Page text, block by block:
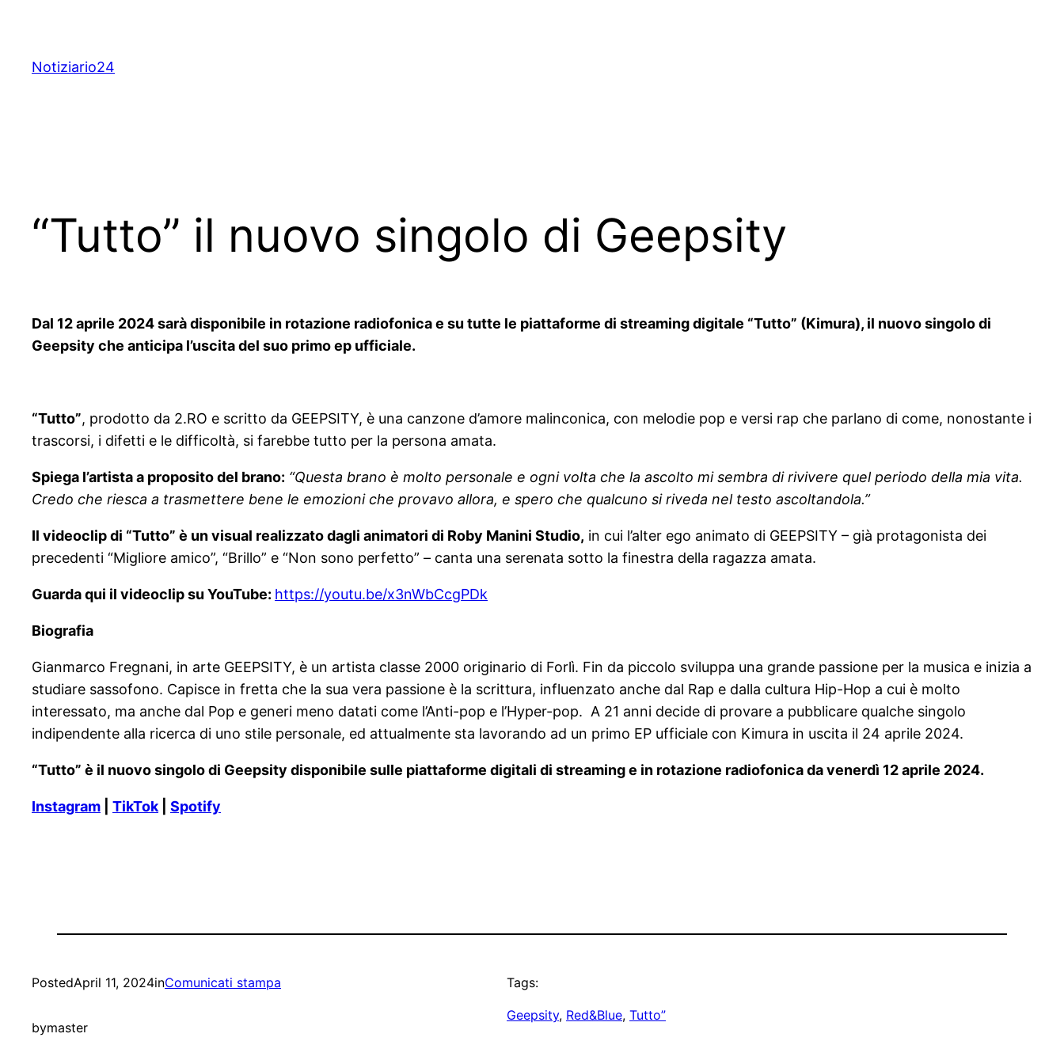
content
Notiziario24
“Tutto” il nuovo singolo di Geepsity
Dal 12 aprile 2024 sarà disponibile in rotazione radiofonica e su tutte le piattaforme di streaming digitale “Tutto” (Kimura), il nuovo singolo di
Geepsity che anticipa l’uscita del suo primo ep ufficiale.
“Tutto”, prodotto da 2.RO e scritto da GEEPSITY, è una canzone d’amore malinconica, con melodie pop e versi rap che parlano di come, nonostante i
trascorsi, i difetti e le difficoltà, si farebbe tutto per la persona amata.
Spiega l’artista a proposito del brano: “Questa brano è molto personale e ogni volta che la ascolto mi sembra di rivivere quel periodo della mia vita.
Credo che riesca a trasmettere bene le emozioni che provavo allora, e spero che qualcuno si riveda nel testo ascoltandola.”
Il videoclip di “Tutto” è un visual realizzato dagli animatori di Roby Manini Studio, in cui l’alter ego animato di GEEPSITY – già protagonista dei
precedenti “Migliore amico”, “Brillo” e “Non sono perfetto” – canta una serenata sotto la finestra della ragazza amata.
Guarda qui il videoclip su YouTube: https://youtu.be/x3nWbCcgPDk
Biografia
Gianmarco Fregnani, in arte GEEPSITY, è un artista classe 2000 originario di Forlì. Fin da piccolo sviluppa una grande passione per la musica e inizia a
studiare sassofono. Capisce in fretta che la sua vera passione è la scrittura, influenzato anche dal Rap e dalla cultura Hip-Hop a cui è molto
interessato, ma anche dal Pop e generi meno datati come l’Anti-pop e l’Hyper-pop. A 21 anni decide di provare a pubblicare qualche singolo
indipendente alla ricerca di uno stile personale, ed attualmente sta lavorando ad un primo EP ufficiale con Kimura in uscita il 24 aprile 2024.
“Tutto” è il nuovo singolo di Geepsity disponibile sulle piattaforme digitali di streaming e in rotazione radiofonica da venerdì 12 aprile 2024.
Instagram TikTok| Spotify
PostedApril 11, 2024inComunicati stampa
bymaster
Tags:
Geepsity, Red&Blue, Tutto”